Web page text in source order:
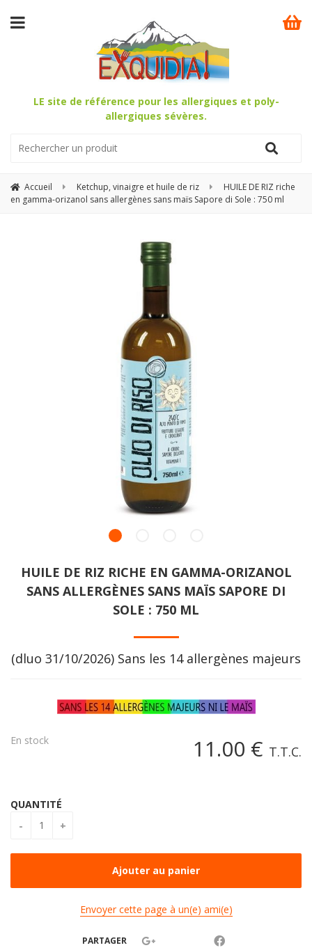
LE site de référence pour les allergiques et poly-
allergiques sévères.
Accueil Ketchup, vinaigre et huile de riz
HUILE DE RIZ riche
en gamma-orizanol sans allergènes sans maïs Sapore di Sole : 750 ml
HUILE DE RIZ RICHE EN GAMMA-ORIZANOL
SANS ALLERGÈNES SANS MAÏS SAPORE DI
SOLE : 750 ML
(dluo 31/10/2026) Sans les 14 allergènes majeurs
11.00 € T.T.C.
En stock
QUANTITÉ
Envoyer cette page à un(e) ami(e)
PARTAGER